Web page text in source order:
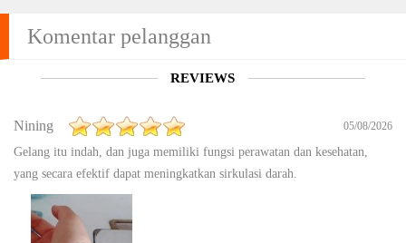
Komentar pelanggan
REVIEWS
Nining 05/08/2026
Gelang itu indah, dan juga memiliki fungsi perawatan dan kesehatan,
yang secara efektif dapat meningkatkan sirkulasi darah.